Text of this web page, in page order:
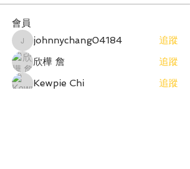
會員
johnnychang04184
johnnychang04184
追蹤
欣樺 詹
追蹤
Kewpie Chi
追蹤